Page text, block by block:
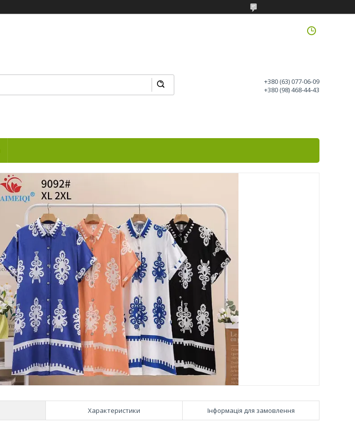
+380 (63) 077-06-09
+380 (98) 468-44-43
Характеристики Інформація для замовлення